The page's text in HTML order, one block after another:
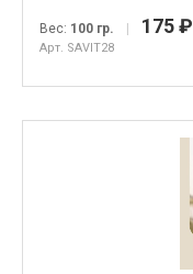
Вес: 100 гр. | 175 ₽
Арт. SAVIT28